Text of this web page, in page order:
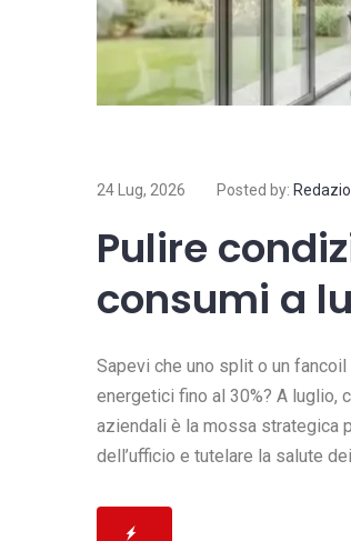
24 Lug, 2026 Posted by:
Pulire
consumi a
Sapevi che uno split o un
energetici fino al 30%? A luglio,
aziendali è la mossa strategica
dell’ufficio e tutelare la salute